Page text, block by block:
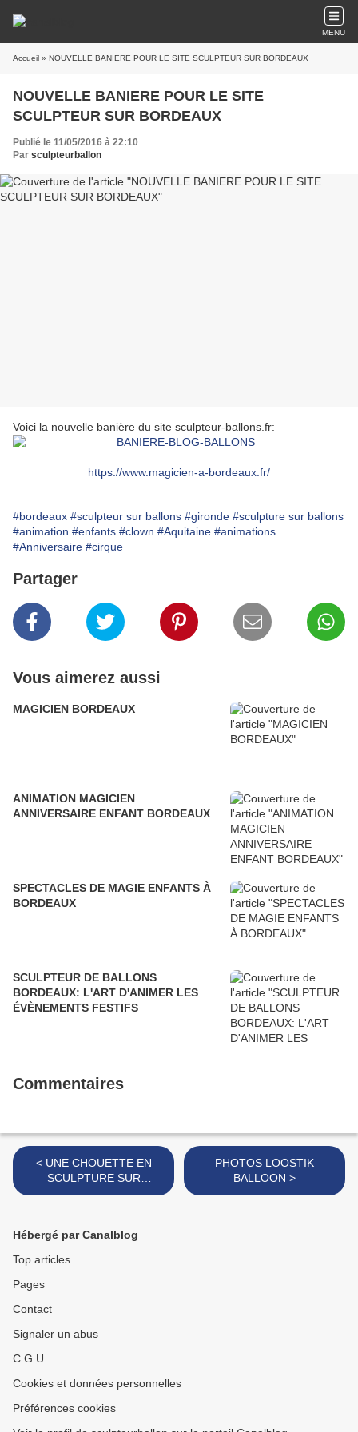
MENU
Accueil » NOUVELLE BANIERE POUR LE SITE SCULPTEUR SUR BORDEAUX
NOUVELLE BANIERE POUR LE SITE
SCULPTEUR SUR BORDEAUX
Publié le 11/05/2016 à 22:10
Par sculpteurballon
Voici la nouvelle banière du site sculpteur-ballons.fr:
https://www.magicien-a-bordeaux.fr/
#bordeaux #sculpteur sur ballons #gironde #sculpture sur ballons
#animation #enfants #clown #Aquitaine #animations
#Anniversaire #cirque
Partager
Vous aimerez aussi
MAGICIEN BORDEAUX
ANIMATION MAGICIEN
ANNIVERSAIRE ENFANT BORDEAUX
SPECTACLES DE MAGIE ENFANTS À
BORDEAUX
SCULPTEUR DE BALLONS
BORDEAUX: L'ART D'ANIMER LES
ÉVÈNEMENTS FESTIFS
Commentaires
< UNE CHOUETTE EN
SCULPTURE SUR
BALLONS
PHOTOS LOOSTIK
BALLOON >
Hébergé par Canalblog
Top articles
Pages
Contact
Signaler un abus
C.G.U.
Cookies et données personnelles
Préférences cookies